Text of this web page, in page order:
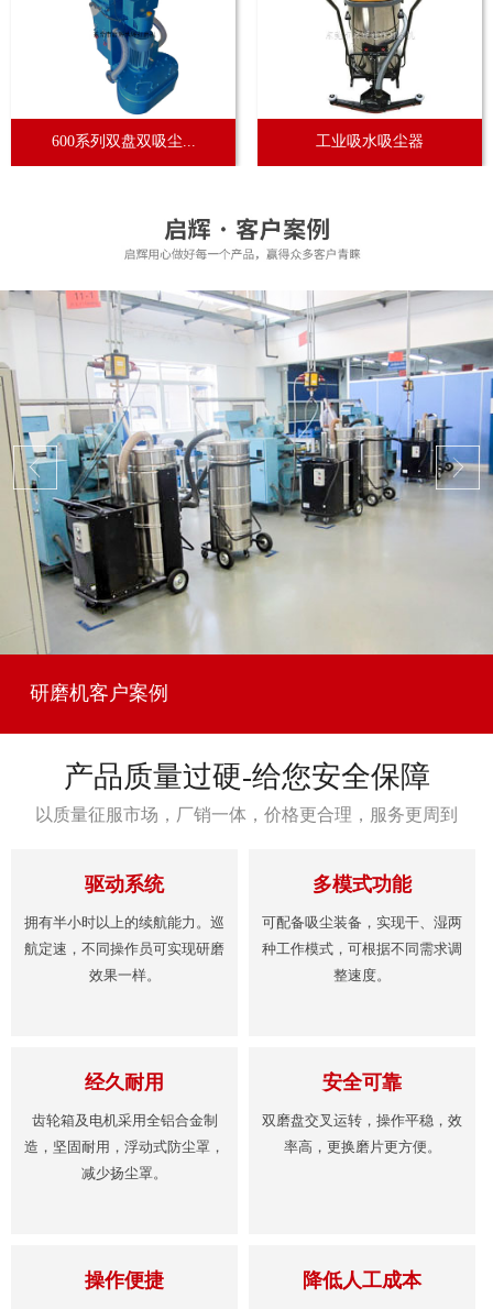
600系列双盘双吸尘... 工业吸水吸尘器
研磨机客户案例
产品质量过硬-给您安全保障
以质量征服市场，厂销一体，价格更合理，服务更周到
驱动系统
拥有半小时以上的续航能力。巡
航定速，不同操作员可实现研磨
效果一样。
多模式功能
可配备吸尘装备，实现干、湿两
种工作模式，可根据不同需求调
整速度。
经久耐用
齿轮箱及电机采用全铝合金制
造，坚固耐用，浮动式防尘罩，
减少扬尘罩。
安全可靠
双磨盘交叉运转，操作平稳，效
率高，更换磨片更方便。
操作便捷 降低人工成本